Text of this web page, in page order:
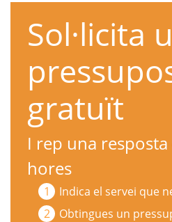
Sol·licita
gratuït
I rep una
hores
Indica el servei que
Obtingues un